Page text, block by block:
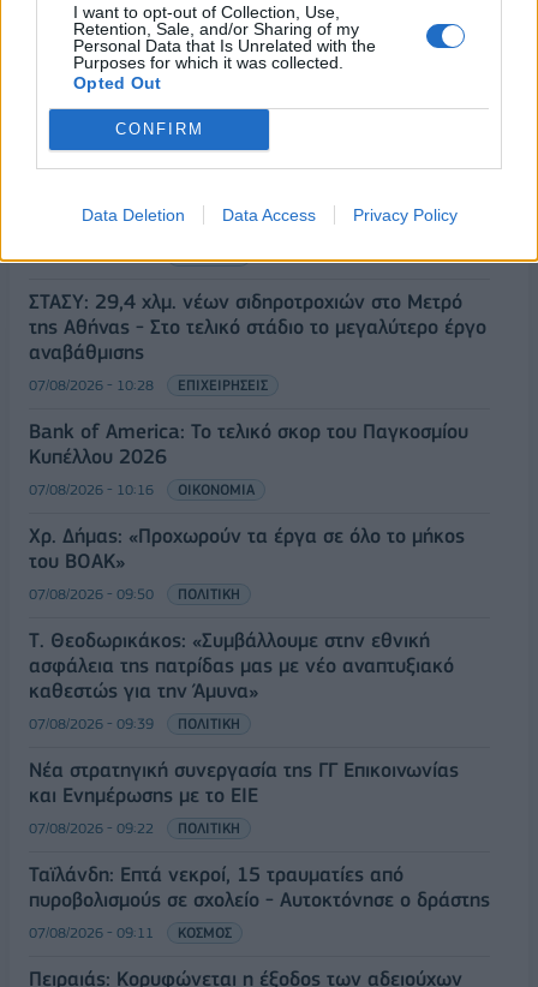
I want to opt-out of Collection, Use,
Retention, Sale, and/or Sharing of my
Personal Data that Is Unrelated with the
Purposes for which it was collected.
Opted Out
CONFIRM
Data Deletion Data Access Privacy Policy
Έρευνα ΕΟΤ: Η Ελλάδα στις κορυφαίες επιλογές
των Ευρωπαίων ταξιδιωτών
07/08/2026 - 10:56 ΤΟΥΡΙΣΜΟΣ
Ειδικό Χωροταξικό Πλαίσιο για τον Τουρισμό:
ανάπτυξη
ΣΤΑΣΥ: 29,4 χλμ. νέων σιδηροτροχιών στο Μετρό
της Αθήνας - Στο τελικό στάδιο το μεγαλύτερο έργο
αναβάθμισης
07/08/2026 - 10:28 ΕΠΙΧΕΙΡΗΣΕΙΣ
Bank of America: Το τελικό σκορ του Παγκοσμίου
Κυπέλλου 2026
07/08/2026 - 10:16 ΟΙΚΟΝΟΜΙΑ
Χρ. Δήμας: «Προχωρούν τα έργα σε όλο το μήκος
του ΒΟΑΚ»
07/08/2026 - 09:50 ΠΟΛΙΤΙΚΗ
Τ. Θεοδωρικάκος: «Συμβάλλουμε στην εθνική
ασφάλεια της πατρίδας μας με νέο αναπτυξιακό
καθεστώς για την Άμυνα»
07/08/2026 - 09:39 ΠΟΛΙΤΙΚΗ
Νέα στρατηγική συνεργασία της ΓΓ Επικοινωνίας
και Ενημέρωσης με το ΕΙΕ
07/08/2026 - 09:22 ΠΟΛΙΤΙΚΗ
Ταϊλάνδη: Επτά νεκροί, 15 τραυματίες από
πυροβολισμούς σε σχολείο - Αυτοκτόνησε ο δράστης
07/08/2026 - 09:11 ΚΟΣΜΟΣ
Πειραιάς: Κορυφώνεται η έξοδος των αδειούχων